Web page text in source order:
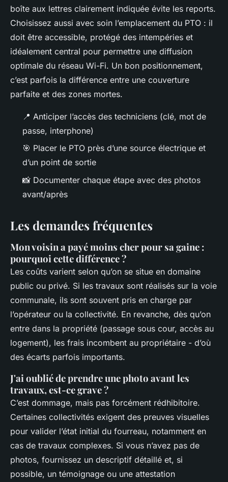
boîte aux lettres clairement indiquée évite les reports.
Choisissez aussi avec soin l’emplacement du PTO : il
doit être accessible, protégé des intempéries et
idéalement central pour permettre une diffusion
optimale du réseau Wi-Fi. Un bon positionnement,
c’est parfois la différence entre une couverture
parfaite et des zones mortes.
📍 Anticiper l’accès des techniciens (clé, mot de
passe, interphone)
🎯 Placer le PTO près d’une source électrique et
d’un point de sortie
📸 Documenter chaque étape avec des photos
avant/après
Les demandes fréquentes
Mon voisin a payé moins cher pour sa gaine :
pourquoi cette différence ?
Les coûts varient selon qu’on se situe en domaine
public ou privé. Si les travaux sont réalisés sur la voie
communale, ils sont souvent pris en charge par
l’opérateur ou la collectivité. En revanche, dès qu’on
entre dans la propriété (passage sous cour, accès au
logement), les frais incombent au propriétaire - d’où
des écarts parfois importants.
J'ai oublié de prendre une photo avant les
travaux, est-ce grave ?
C’est dommage, mais pas forcément rédhibitoire.
Certaines collectivités exigent des preuves visuelles
pour valider l’état initial du fourreau, notamment en
cas de travaux complexes. Si vous n’avez pas de
photos, fournissez un descriptif détaillé et, si
possible, un témoignage ou une attestation